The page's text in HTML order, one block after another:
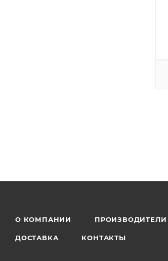
О КОМПАНИИ ПРОИЗВОДИТЕЛИ
ДОСТАВКА КОНТАКТЫ